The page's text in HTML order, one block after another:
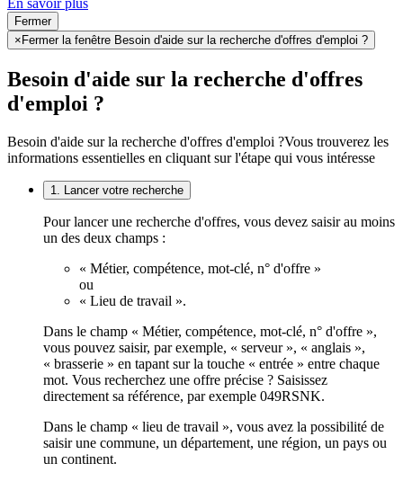
En savoir plus
Fermer
× Fermer la fenêtre Besoin d'aide sur la recherche d'offres d'emploi ?
Besoin d'aide sur la recherche d'offres
d'emploi ?
Besoin d'aide sur la recherche d'offres d'emploi ?Vous trouverez les
informations essentielles en cliquant sur l'étape qui vous intéresse
1. Lancer votre recherche
Pour lancer une recherche d'offres, vous devez saisir au moins
un des deux champs :
« Métier, compétence, mot-clé, n° d'offre »
ou
« Lieu de travail ».
Dans le champ « Métier, compétence, mot-clé, n° d'offre »,
vous pouvez saisir, par exemple, « serveur », « anglais »,
« brasserie » en tapant sur la touche « entrée » entre chaque
mot. Vous recherchez une offre précise ? Saisissez
directement sa référence, par exemple 049RSNK.
Dans le champ « lieu de travail », vous avez la possibilité de
saisir une commune, un département, une région, un pays ou
un continent.